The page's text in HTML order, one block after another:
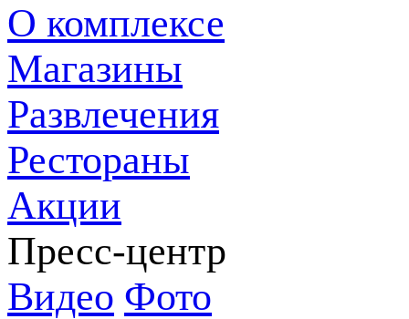
О комплексе
Магазины
Развлечения
Рестораны
Акции
Пресс-центр
Видео Фото